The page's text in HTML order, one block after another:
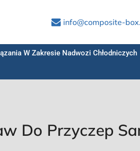
info@composite-
W Zakresie Nadwozi Chłodniczych
Do Przyczep